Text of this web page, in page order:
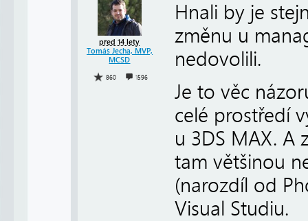
před 14 lety
Tomáš Jecha, MVP,
MCSD
860 1596
Hnali by je
změnu u
nedovolili.
Je to věc
celé prostředí
u 3DS MAX. A
tam většinou
(narozdíl od
Visual Studiu.